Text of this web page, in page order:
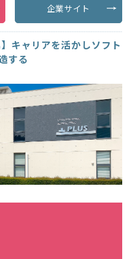
企業サイト
キャリアを活かしソフト
する